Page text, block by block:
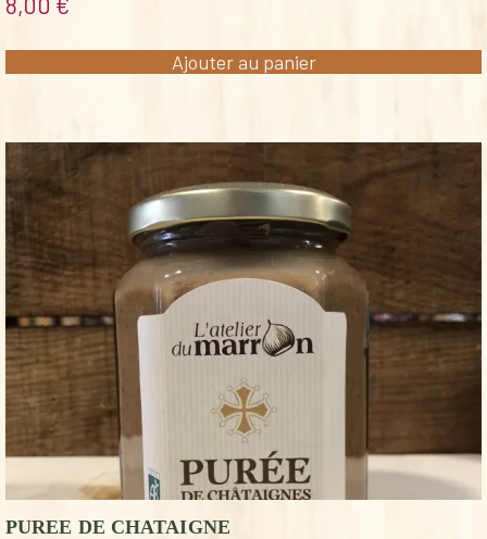
Ajouter au panier
PUREE DE CHATAIGNE